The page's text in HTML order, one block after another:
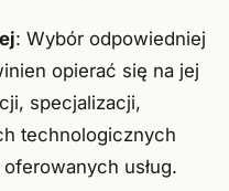
: Wybór odpowiedniej
opierać się na jej
specjalizacji,
technologicznych
usług.